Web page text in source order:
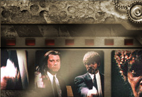
Hyppää pääsisältöön